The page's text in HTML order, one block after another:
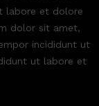
labore et dolore
dolor sit amet,
incididunt ut
ut labore et